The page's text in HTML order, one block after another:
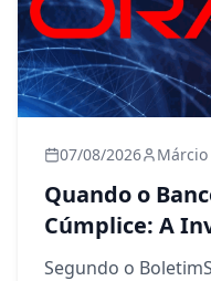
07/08/2026
Quando o
Cúmplice: A
Sua Própria
Segundo o